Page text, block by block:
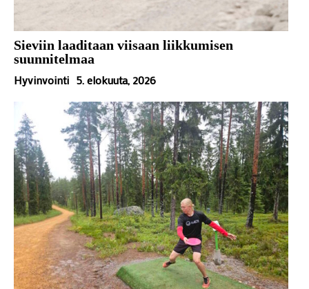
Sieviin laaditaan viisaan liikkumisen
suunnitelmaa
Hyvinvointi 5. elokuuta, 2026